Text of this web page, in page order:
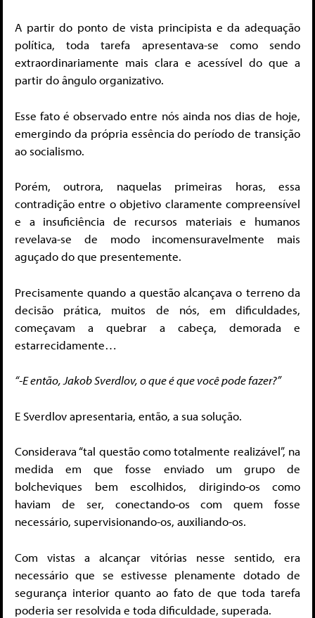
A partir do ponto de vista principista e da adequação
política, toda tarefa apresentava-se como sendo
extraordinariamente mais clara e acessível do que a
partir do ângulo organizativo.
Esse fato é observado entre nós ainda nos dias de hoje,
emergindo da própria essência do período de transição
ao socialismo.
Porém, outrora, naquelas primeiras horas, essa
contradição entre o objetivo claramente compreensível
e a insuficiência de recursos materiais e humanos
revelava-se de modo incomensuravelmente mais
aguçado do que presentemente.
Precisamente quando a questão alcançava o terreno da
decisão prática, muitos de nós, em dificuldades,
começavam a quebrar a cabeça, demorada e
estarrecidamente…
“-E então, Jakob Sverdlov, o que é que você pode fazer?”
E Sverdlov apresentaria, então, a sua solução.
Considerava “tal questão como totalmente realizável”, na
medida em que fosse enviado um grupo de
bolcheviques bem escolhidos, dirigindo-os como
haviam de ser, conectando-os com quem fosse
necessário, supervisionando-os, auxiliando-os.
Com vistas a alcançar vitórias nesse sentido, era
necessário que se estivesse plenamente dotado de
segurança interior quanto ao fato de que toda tarefa
poderia ser resolvida e toda dificuldade, superada.